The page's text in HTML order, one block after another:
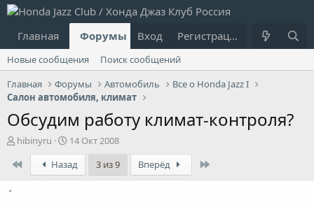
Главная Форумы Что нового?
Вход Регистрация
Новые сообщения
Поиск сообщений
Главная
Форумы Автомобиль
Все о Honda Jazz I
Салон автомобиля, климат
Обсудим работу климат-контроля?
А
т
о
hibinyru
Д
а
т
а
14 Окт 2008
Назад 3 из 9 Вперёд